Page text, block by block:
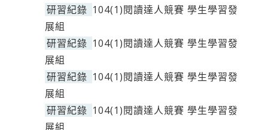
研習紀錄 104(1)閱讀達人競賽 學生學習發
展組
研習紀錄 104(1)閱讀達人競賽 學生學習發
展組
研習紀錄 104(1)閱讀達人競賽 學生學習發
展組
研習紀錄 104(1)閱讀達人競賽 學生學習發
展組